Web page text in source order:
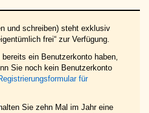
und schreiben) steht exklusiv
frei“ zur Verfügung.
ein Benutzerkonto haben,
Sie noch kein Benutzerkonto
für
Sie zehn Mal im Jahr eine